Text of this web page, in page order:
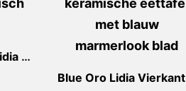
Calacatta Bianco Lidia Vierkant
Blue Oro Lidia Vierkant